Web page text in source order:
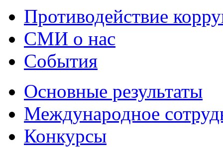
Противодействие
СМИ о нас
События
Основные результаты
Международное
Конкурсы